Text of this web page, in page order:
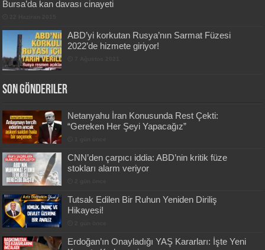
Bursa’da kan davası cinayeti
ABD’yi korkutan Rusya’nın Sarmat Füzesi
2022’de hizmete giriyor!
Son Gönderiler
Netanyahu İran Konusunda Rest Çekti:
“Gereken Her Şeyi Yapacağız”
CNN’den çarpıcı iddia: ABD’nin kritik füze
stokları alarm veriyor
Tutsak Edilen Bir Ruhun Yeniden Diriliş
Hikayesi!
Erdoğan’ın Onayladığı YAŞ Kararları: İşte Yeni